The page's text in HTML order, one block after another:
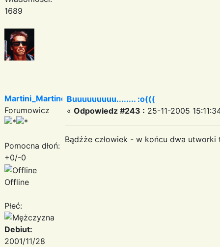
1689
Martini_Martinez
Forumowicz
Pomocna dłoń:
+0/-0
Offline
Płeć:
Debiut:
2001/11/28
Buuuuuuuuu........ :o(((
« Odpowiedz #243 : 25-11-2005
Bądźże człowiek - w końcu dwa utworki